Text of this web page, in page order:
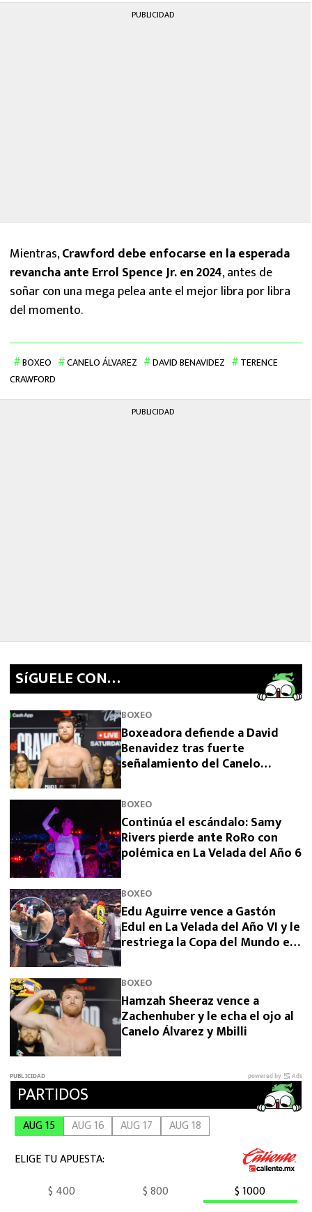
PUBLICIDAD
Mientras,Crawford debe enfocarse en la esperada
revancha ante Errol Spence Jr. en 2024, antes de
soñar con una mega pelea ante el mejor libra por libra
del momento.
BOXEO CANELO ÁLVAREZ DAVID BENAVIDEZ
TERENCE
CRAWFORD
PUBLICIDAD
SíGUELE CON…
BOXEO
Boxeadora defiende a David
Benavidez tras fuerte
señalamiento del Canelo
BOXEO
Continúa el escándalo: Samy
Rivers pierde ante RoRo con
polémica en La Velada del Año 6
BOXEO
Edu Aguirre vence a Gastón
Edul en La Velada del Año VI y le
restriega la Copa del Mundo en
BOXEO
Hamzah Sheeraz vence a
Zachenhuber y le echa el ojo al
Canelo Álvarez y Mbilli